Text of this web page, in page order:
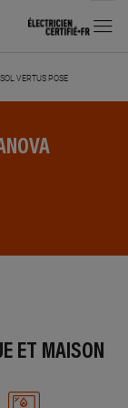
MENU
SOL VERTUS POSE
ET MAISON